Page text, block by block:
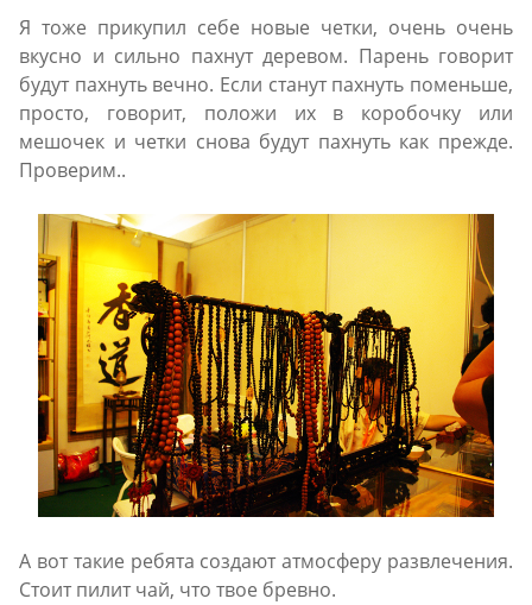
Я тоже прикупил себе новые четки, очень очень
вкусно и сильно пахнут деревом. Парень говорит
будут пахнуть вечно. Если станут пахнуть поменьше,
просто, говорит, положи их в коробочку или
мешочек и четки снова будут пахнуть как прежде.
Проверим..
А вот такие ребята создают атмосферу развлечения.
Стоит пилит чай, что твое бревно.